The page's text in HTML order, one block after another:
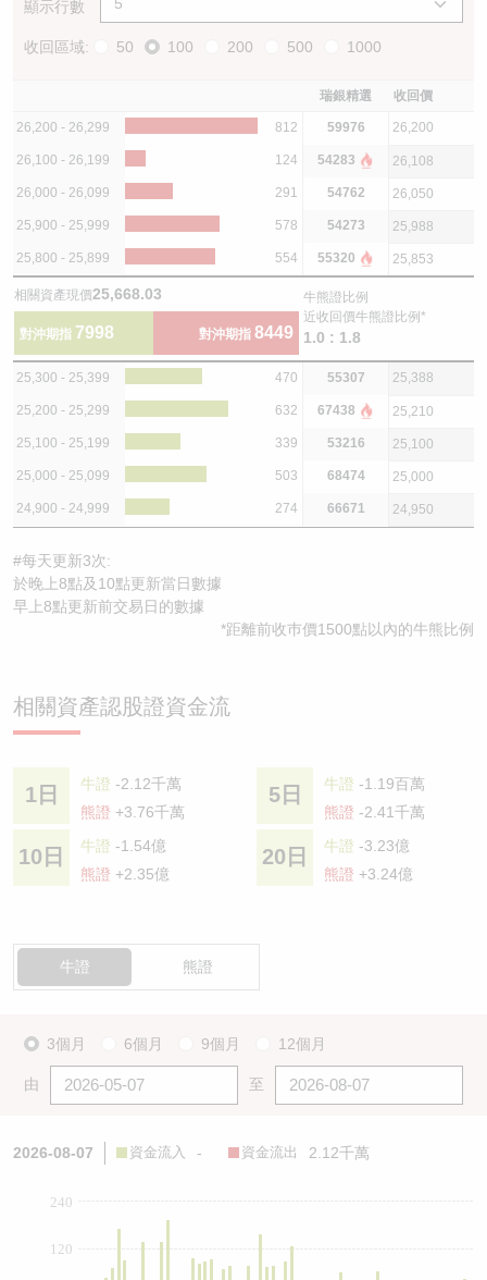
顯示行數
收回區域: 50 100 200 500 1000
瑞銀精選 收回價
26,200 - 26,299 812 59976 26,200
26,100 - 26,199 124 54283 26,108
26,000 - 26,099 291 54762 26,050
25,900 - 25,999 578 54273 25,988
25,800 - 25,899 554 55320 25,853
相關資產現價25,668.03
對沖期指 7998 對沖期指 8449
牛熊證比例
近收回價牛熊證比例*
1.0 : 1.8
25,300 - 25,399 470 55307 25,388
25,200 - 25,299 632 67438 25,210
25,100 - 25,199 339 53216 25,100
25,000 - 25,099 503 68474 25,000
24,900 - 24,999 274 66671 24,950
#每天更新3次:
於晚上8點及10點更新當日數據
早上8點更新前交易日的數據
*距離前收巿價1500點以內的牛熊比例
相關資產認股證資金流
1日 牛證 -2.12千萬
熊證 +3.76千萬
5日 牛證 -1.19百萬
熊證 -2.41千萬
10日 牛證 -1.54億
熊證 +2.35億
20日 牛證 -3.23億
熊證 +3.24億
牛證 熊證
3個月 6個月 9個月 12個月
由 至
2026-08-07 資金流入 - 資金流出 2.12千萬
120
240